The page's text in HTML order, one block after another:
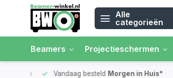
Alle
categorieën
Beamers Projectieschermen
Vandaag besteldMorgen in Huis*